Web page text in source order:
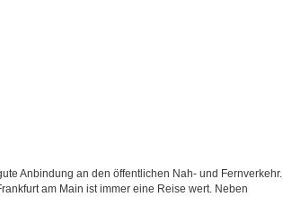
Anbindung an den öffentlichen Nah- und Fernverkehr.
am Main ist immer eine Reise wert. Neben